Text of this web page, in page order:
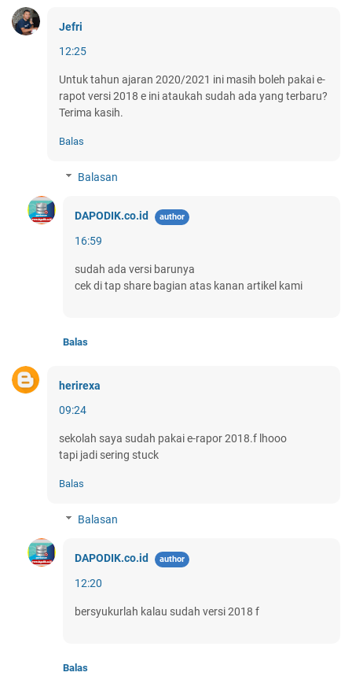
Jefri
12:25
Untuk tahun ajaran 2020/2021 ini masih boleh pakai e-
rapot versi 2018 e ini ataukah sudah ada yang terbaru?
Terima kasih.
Balas
Balasan
DAPODIK.co.id
16:59
sudah ada versi barunya
cek di tap share bagian atas kanan artikel kami
Balas
herirexa
09:24
sekolah saya sudah pakai e-rapor 2018.f lhooo
tapi jadi sering stuck
Balas
Balasan
DAPODIK.co.id
12:20
bersyukurlah kalau sudah versi 2018 f
Balas